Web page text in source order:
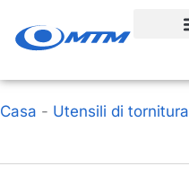
Casa - Utensili di tornitura